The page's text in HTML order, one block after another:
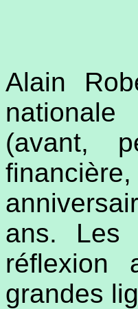
Alain
(avant,
ans. Les
réflexion
grandes